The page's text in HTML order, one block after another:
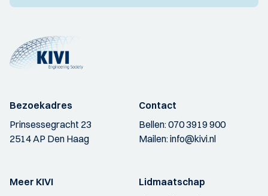
Bezoekadres
Prinsessegracht 23
2514 AP Den Haag
Contact
Bellen:070 3919 900
Mailen:info@kivi.nl
Meer KIVI
Lidmaatschap